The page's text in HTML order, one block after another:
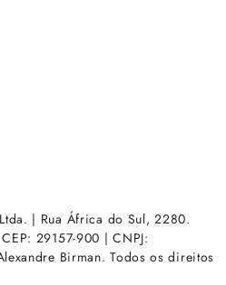
| Rua África do Sul, 2280.
29157-900 | CNPJ:
Birman. Todos os direitos